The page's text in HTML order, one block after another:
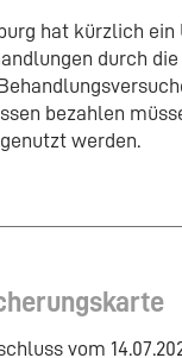
hat kürzlich ein
durch
bezahlen
werden.
vom